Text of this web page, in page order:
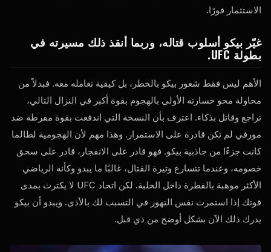
الاستثمار فورًا.
غيّر بيكو أسلوب قتاله، وربما أنقذ ذلك مسيرته في
بطولة UFC.
الأهم ليس فقط شعور بيكو بالخطر، بل كيفية تعامله معه. فبدلاً من
محاولة محو خسارته الأولى بالهجوم بقوة أكبر في النزال التالي،
تراجع وقاتل بذكاء. اعترف بأن النسخة التي اندفعت بقوة مفرطة ضد
مورفي لم تكن قادرة على الاستمرار. وهذا مهم لأن الهجومية لطالما
كانت جزءًا من جاذبية بيكو. فهو قادر على الانفجار، قادر على سحق
خصومه، وعندما تتسارع وتيرة القتال، غالبًا ما يبدو وكأنه الرياضي
الأكثر موهبة بالفطرة داخل الحلبة. لكن اتحاد UFC لا يكترث بمدى
قوتك إذا استمرت نفس التهور في التسبب لك بالأذى. ويبدو أن بيكو
يدرك ذلك الآن بشكل أوضح من ذي قبل.